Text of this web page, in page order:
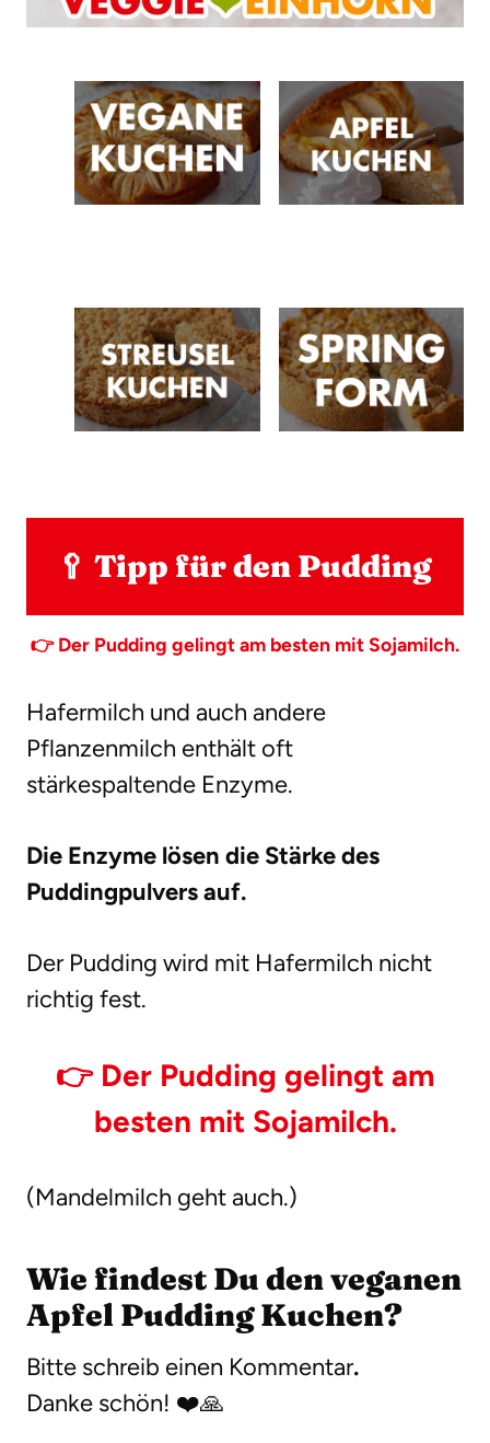
🥄 Tipp für den Pudding
👉 Der Pudding gelingt am besten mit Sojamilch.
Hafermilch und auch andere
Pflanzenmilch enthält oft
stärkespaltende Enzyme.
Die Enzyme lösen die Stärke des
Puddingpulvers auf.
Der Pudding wird mit Hafermilch nicht
richtig fest.
👉 Der Pudding gelingt am
besten mit Sojamilch.
(Mandelmilch geht auch.)
Wie findest Du den veganen
Apfel Pudding Kuchen?
Bitte schreib einen Kommentar.
Danke schön! ❤️🙏